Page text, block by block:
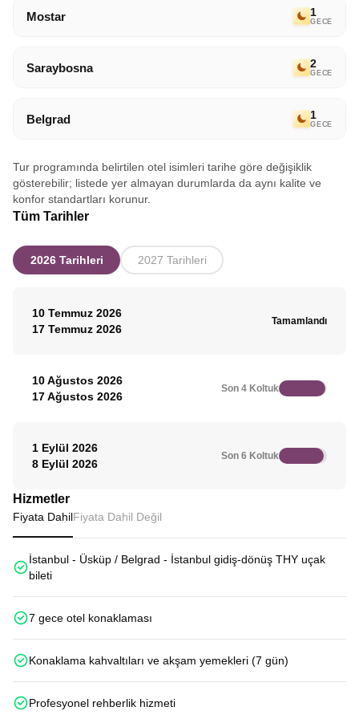
Mostar 1
GECE
Saraybosna 2
GECE
Belgrad 1
GECE
Tur programında belirtilen otel isimleri tarihe göre değişiklik
gösterebilir; listede yer almayan durumlarda da aynı kalite ve
konfor standartları korunur.
Tüm Tarihler
2026 Tarihleri 2027 Tarihleri
10 Temmuz 2026
17 Temmuz 2026
Tamamlandı
10 Ağustos 2026
17 Ağustos 2026
Son 4 Koltuk
1 Eylül 2026
8 Eylül 2026
Son 6 Koltuk
Hizmetler
Fiyata DahilFiyata Dahil Değil
İstanbul - Üsküp / Belgrad - İstanbul gidiş-dönüş THY uçak
bileti
7 gece otel konaklaması
Konaklama kahvaltıları ve akşam yemekleri (7 gün)
Profesyonel rehberlik hizmeti